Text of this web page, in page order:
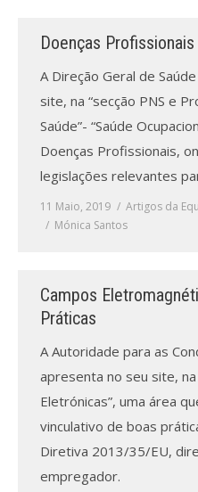
Doenças Profissionais
A Direção Geral de
site, na “secção PNS e
Saúde”- “Saúde
Doenças Profissionais,
legislações relevantes
11 Maio, 2019 Artigos da
Mónica Santos
Campos
Práticas
A Autoridade para as
apresenta no seu site,
Eletrónicas”, uma área
vinculativo de boas
Diretiva 2013/35/EU,
empregador.